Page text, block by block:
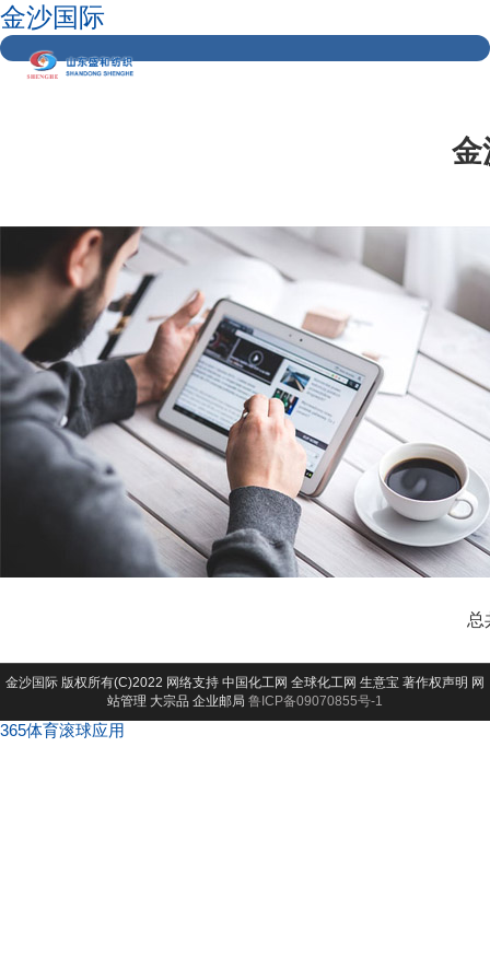
金沙国际
金
总
金沙国际 版权所有(C)2022 网络支持 中国化工网 全球化工网 生意宝 著作权声明 网
站管理 大宗品 企业邮局 鲁ICP备09070855号-1
365体育滚球应用